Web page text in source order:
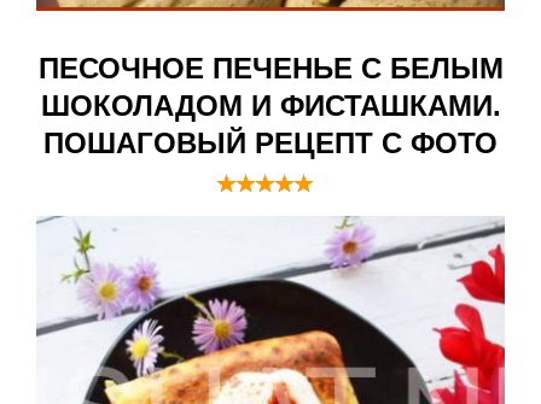
ПЕСОЧНОЕ ПЕЧЕНЬЕ С БЕЛЫМ
ШОКОЛАДОМ И ФИСТАШКАМИ.
ПОШАГОВЫЙ РЕЦЕПТ С ФОТО